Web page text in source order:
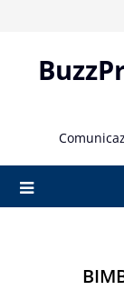
content